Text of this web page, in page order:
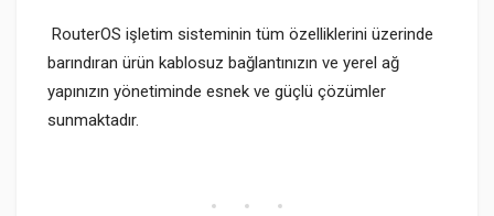
RouterOS işletim sisteminin tüm özelliklerini üzerinde
barındıran ürün kablosuz bağlantınızın ve yerel ağ
yapınızın yönetiminde esnek ve güçlü çözümler
sunmaktadır.